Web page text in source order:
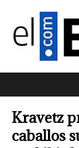
Kravetz
caballos